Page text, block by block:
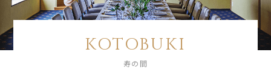
KOTOBUKI
寿の間